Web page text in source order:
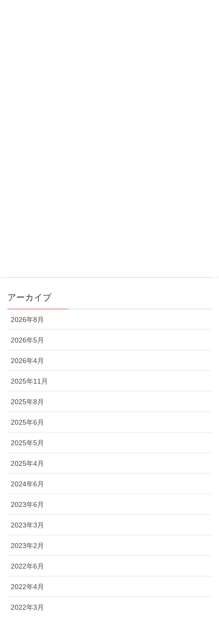
アーカイブ
2026年8月
2026年5月
2026年4月
2025年11月
2025年8月
2025年6月
2025年5月
2025年4月
2024年6月
2023年6月
2023年3月
2023年2月
2022年6月
2022年4月
2022年3月